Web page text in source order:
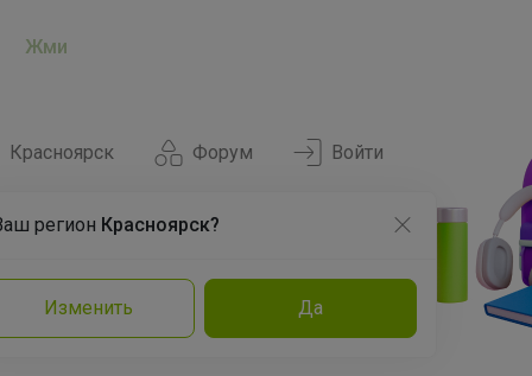
Жми
Форум
Красноярск
регион Красноярск?
Изменить Да
Войти
Команда Эксперты